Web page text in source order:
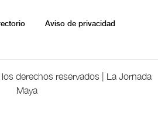
Aviso de privacidad
derechos reservados | La Jornada
Maya